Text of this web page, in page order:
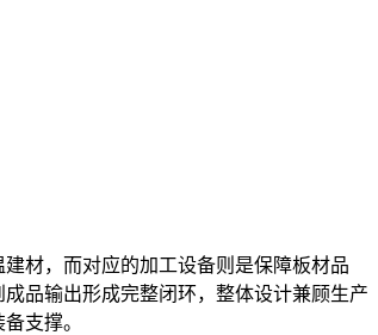
材，而对应的加工设备则是保障板材品
品输出形成完整闭环，整体设计兼顾生产
支撑。